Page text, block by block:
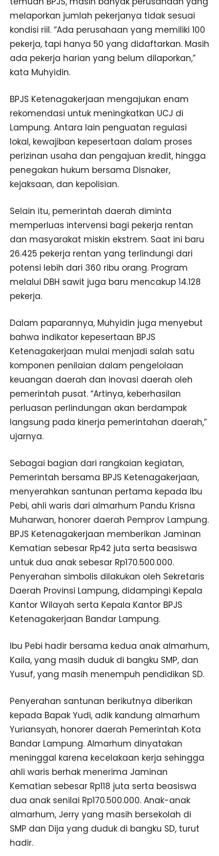
melaporkan jumlah pekerjanya tidak sesuai
kondisi riil. “Ada perusahaan yang memiliki 100
pekerja, tapi hanya 50 yang didaftarkan. Masih
ada pekerja harian yang belum dilaporkan,”
kata Muhyidin.
BPJS Ketenagakerjaan mengajukan enam
rekomendasi untuk meningkatkan UCJ di
Lampung. Antara lain penguatan regulasi
lokal, kewajiban kepesertaan dalam proses
perizinan usaha dan pengajuan kredit, hingga
penegakan hukum bersama Disnaker,
kejaksaan, dan kepolisian.
Selain itu, pemerintah daerah diminta
memperluas intervensi bagi pekerja rentan
dan masyarakat miskin ekstrem. Saat ini baru
26.425 pekerja rentan yang terlindungi dari
potensi lebih dari 360 ribu orang. Program
melalui DBH sawit juga baru mencakup 14.128
pekerja.
Dalam paparannya, Muhyidin juga menyebut
bahwa indikator kepesertaan BPJS
Ketenagakerjaan mulai menjadi salah satu
komponen penilaian dalam pengelolaan
keuangan daerah dan inovasi daerah oleh
pemerintah pusat. “Artinya, keberhasilan
perluasan perlindungan akan berdampak
langsung pada kinerja pemerintahan daerah,”
ujarnya.
Sebagai bagian dari rangkaian kegiatan,
Pemerintah bersama BPJS Ketenagakerjaan,
menyerahkan santunan pertama kepada Ibu
Pebi, ahli waris dari almarhum Pandu Krisna
Muharwan, honorer daerah Pemprov Lampung.
BPJS Ketenagakerjaan memberikan Jaminan
Kematian sebesar Rp42 juta serta beasiswa
untuk dua anak sebesar Rp170.500.000.
Penyerahan simbolis dilakukan oleh Sekretaris
Daerah Provinsi Lampung, didampingi Kepala
Kantor Wilayah serta Kepala Kantor BPJS
Ketenagakerjaan Bandar Lampung.
Ibu Pebi hadir bersama kedua anak almarhum,
Kaila, yang masih duduk di bangku SMP, dan
Yusuf, yang masih menempuh pendidikan SD.
Penyerahan santunan berikutnya diberikan
kepada Bapak Yudi, adik kandung almarhum
Yuriansyah, honorer daerah Pemerintah Kota
Bandar Lampung. Almarhum dinyatakan
meninggal karena kecelakaan kerja sehingga
ahli waris berhak menerima Jaminan
Kematian sebesar Rp118 juta serta beasiswa
dua anak senilai Rp170.500.000. Anak-anak
almarhum, Jerry yang masih bersekolah di
SMP dan Dija yang duduk di bangku SD, turut
hadir.